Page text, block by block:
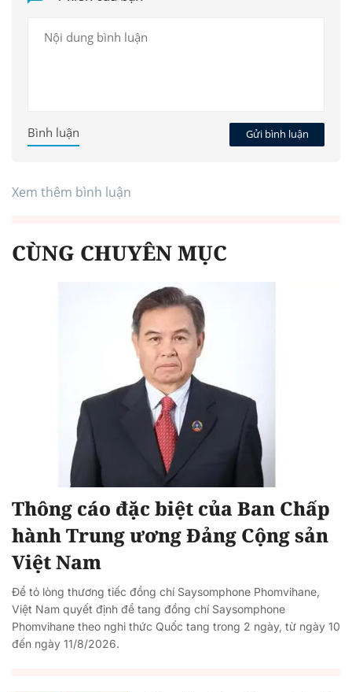
Gửi bình luận
Bình luận
Xem thêm bình luận
CÙNG CHUYÊN MỤC
Thông cáo đặc biệt của Ban Chấp
hành Trung ương Đảng Cộng sản
Việt Nam
Để tỏ lòng thương tiếc đồng chí Saysomphone Phomvihane,
Việt Nam quyết định để tang đồng chí Saysomphone
Phomvihane theo nghi thức Quốc tang trong 2 ngày, từ ngày 10
đến ngày 11/8/2026.